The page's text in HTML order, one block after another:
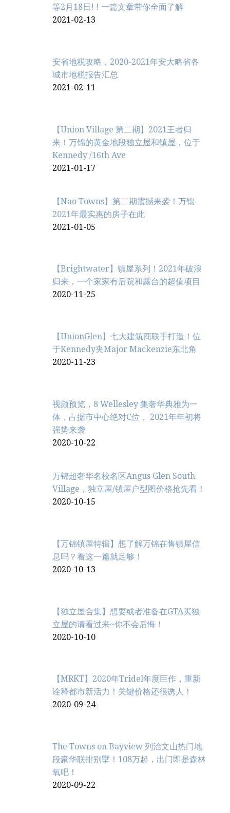
等2月18日! ! 一篇文章带你全面了解
2021-02-13
安省地税攻略，2020-2021年安大略省各
城市地税报告汇总
2021-02-11
【Union Village 第二期】2021王者归
来！万锦的黄金地段独立屋和镇屋，位于
Kennedy /16th Ave
2021-01-17
【Nao Towns】第二期震撼来袭！万锦
2021年最实惠的房子在此
2021-01-05
【Brightwater】镇屋系列！2021年破浪
归来，一个家家有后院和露台的超值项目
2020-11-25
【UnionGlen】七大建筑商联手打造！位
于Kennedy夹Major Mackenzie东北角
2020-11-23
视频预览，8 Wellesley 集奢华典雅为一
体，占据市中心绝对C位， 2021年年初将
强势来袭
2020-10-22
万锦超奢华名校名区Angus Glen South
Village，独立屋/镇屋户型图价格抢先看！
2020-10-15
【万锦镇屋特辑】想了解万锦在售镇屋信
息吗？看这一篇就足够！
2020-10-13
【独立屋合集】想要或者准备在GTA买独
立屋的请看过来~你不会后悔！
2020-10-10
【MRKT】2020年Tridel年度巨作，重新
诠释都市新活力！关键价格还很诱人！
2020-09-24
The Towns on Bayview 列治文山热门地
段豪华联排别墅！108万起，出门即是森林
氧吧！
2020-09-22